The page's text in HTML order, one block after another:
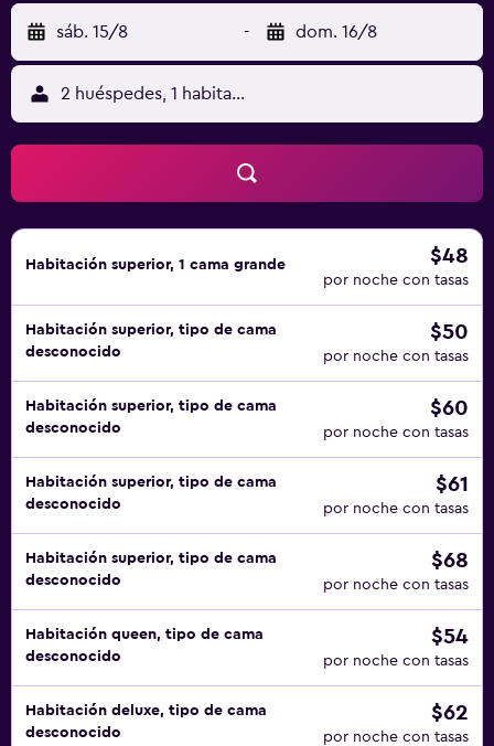
agua gratuita y cafetera y tetera. Se ofrece servicio de
limpieza todos los días y es posible solicitar secador de
pelo. Se pueden practicar las actividades de ocio y
esparcimiento que se indican más abajo en las
instalaciones o cerca del alojamiento (es posible que se
aplique un recargo).
sáb. 15/8 - dom. 16/8
2 huéspedes, 1 habitación
Habitación superior, 1 cama grande $48
por noche con tasas
Habitación superior, tipo de cama
desconocido
$50
por noche con tasas
Habitación superior, tipo de cama
desconocido
$60
por noche con tasas
Habitación superior, tipo de cama
desconocido
$61
por noche con tasas
Habitación superior, tipo de cama
desconocido
$68
por noche con tasas
Habitación queen, tipo de cama
desconocido
$54
por noche con tasas
Habitación deluxe, tipo de cama
desconocido
$62
por noche con tasas